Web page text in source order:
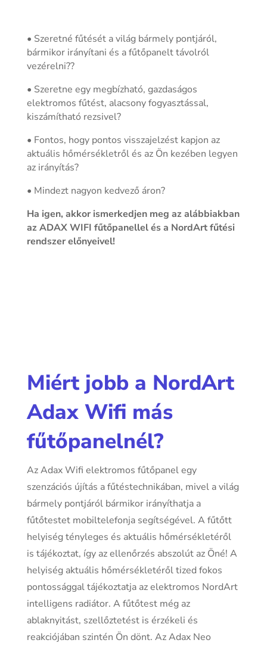
• Szeretné fűtését a világ bármely pontjáról,
bármikor irányítani és a fűtőpanelt távolról
vezérelni??
• Szeretne egy megbízható, gazdaságos
elektromos fűtést, alacsony fogyasztással,
kiszámítható rezsivel?
• Fontos, hogy pontos visszajelzést kapjon az
aktuális hőmérsékletről és az Ön kezében legyen
az irányítás?
• Mindezt nagyon kedvező áron?
Ha igen, akkor ismerkedjen meg az alábbiakban
az ADAX WIFI fűtőpanellel és a NordArt fűtési
rendszer előnyeivel!
Miért jobb a NordArt
Adax Wifi más
fűtőpanelnél?
Az Adax Wifi elektromos fűtőpanel egy
szenzációs újítás a fűtéstechnikában, mivel a világ
bármely pontjáról bármikor irányíthatja a
fűtőtestet mobiltelefonja segítségével. A fűtőtt
helyiség tényleges és aktuális hőmérsékletéről
is tájékoztat, így az ellenőrzés abszolút az Öné! A
helyiség aktuális hőmérsékletéről tized fokos
pontossággal tájékoztatja az elektromos NordArt
intelligens radiátor. A fűtőtest még az
ablaknyitást, szellőztetést is érzékeli és
reakciójában szintén Ön dönt. Az Adax Neo